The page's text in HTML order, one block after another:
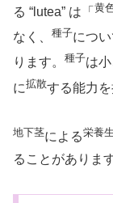
る “lutea” は「 黄
なく、 種子につ
ります。 種子は小
に拡散する能力を
地下茎による栄養
ることがあります